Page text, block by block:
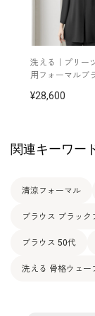
洗える｜プリー
用フォーマルブ
28,600
関連キーワー
清涼フォーマル
ブラウス ブラック
ブラウス 50代
洗える 骨格ウェー